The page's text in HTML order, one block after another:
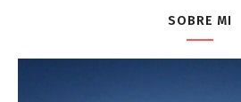
SOBRE MI